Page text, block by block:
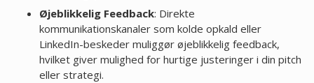
Øjeblikkelig Feedback: Direkte
kommunikationskanaler som kolde opkald eller
LinkedIn-beskeder muliggør øjeblikkelig feedback,
hvilket giver mulighed for hurtige justeringer i din pitch
eller strategi.